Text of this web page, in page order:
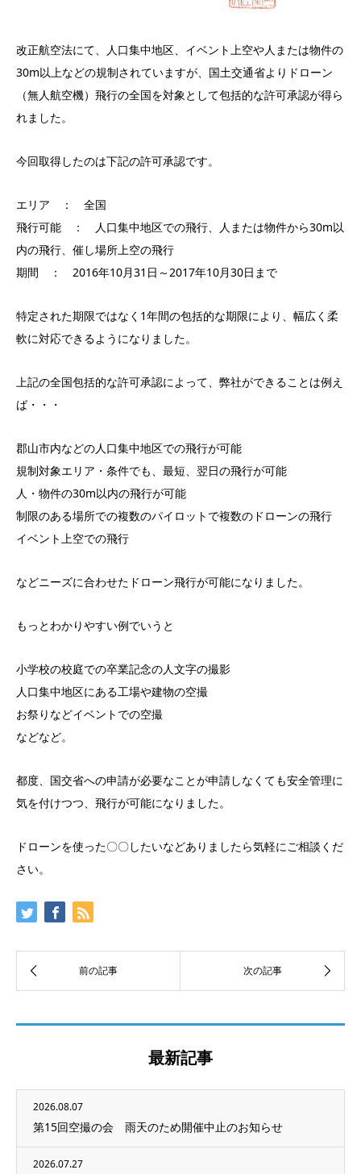
改正航空法にて、人口集中地区、イベント上空や人または物件の
30m以上などの規制されていますが、国土交通省よりドローン
（無人航空機）飛行の全国を対象として包括的な許可承認が得ら
れました。
今回取得したのは下記の許可承認です。
エリア ： 全国
飛行可能 ： 人口集中地区での飛行、人または物件から30m以
内の飛行、催し場所上空の飛行
期間 ： 2016年10月31日～2017年10月30日まで
特定された期限ではなく1年間の包括的な期限により、幅広く柔
軟に対応できるようになりました。
上記の全国包括的な許可承認によって、弊社ができることは例え
ば・・・
郡山市内などの人口集中地区での飛行が可能
規制対象エリア・条件でも、最短、翌日の飛行が可能
人・物件の30m以内の飛行が可能
制限のある場所での複数のパイロットで複数のドローンの飛行
イベント上空での飛行
などニーズに合わせたドローン飛行が可能になりました。
もっとわかりやすい例でいうと
小学校の校庭での卒業記念の人文字の撮影
人口集中地区にある工場や建物の空撮
お祭りなどイベントでの空撮
などなど。
都度、国交省への申請が必要なことが申請しなくても安全管理に
気を付けつつ、飛行が可能になりました。
ドローンを使った〇〇したいなどありましたら気軽にご相談くだ
さい。
最新記事
2026.08.07
第15回空撮の会 雨天のため開催中止のお知らせ
2026.07.27